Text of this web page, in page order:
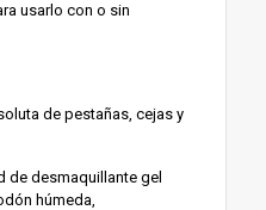
usarlo con o sin
de pestañas, cejas y
de desmaquillante gel
húmeda,